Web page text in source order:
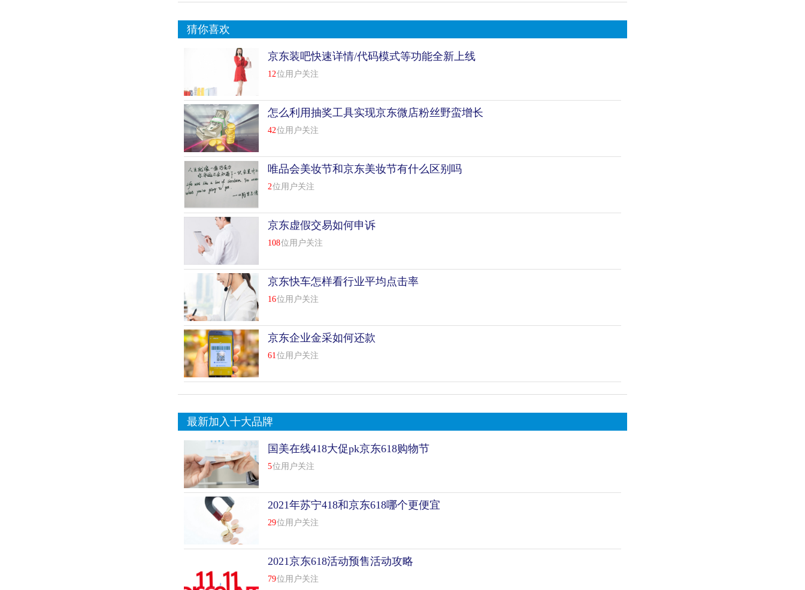
猜你喜欢
京东装吧快速详情/代码模式等功能全新上线
12位用户关注
怎么利用抽奖工具实现京东微店粉丝野蛮增长
42位用户关注
唯品会美妆节和京东美妆节有什么区别吗
2位用户关注
京东虚假交易如何申诉
108位用户关注
京东快车怎样看行业平均点击率
16位用户关注
京东企业金采如何还款
61位用户关注
最新加入十大品牌
国美在线418大促pk京东618购物节
5位用户关注
2021年苏宁418和京东618哪个更便宜
29位用户关注
2021京东618活动预售活动攻略
79位用户关注